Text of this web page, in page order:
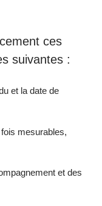
ces
suivantes :
et la date de
mesurables,
et des